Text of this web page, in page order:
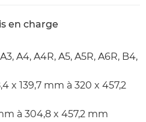
en charge
A4, A4R, A5, A5R, A6R, B4,
x 139,7 mm à 320 x 457,2
à 304,8 x 457,2 mm